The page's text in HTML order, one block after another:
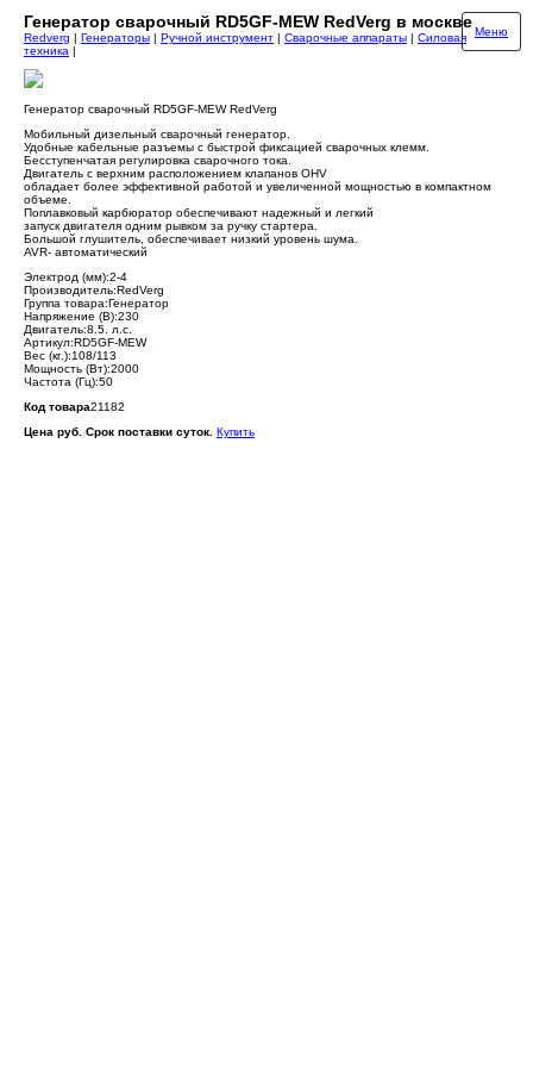
Генератор сварочный RD5GF-MEW RedVerg в москве
Меню
Redverg | Генераторы | Ручной инструмент | Сварочные аппараты | Силовая
техника |
Генератор сварочный RD5GF-MEW RedVerg
Мобильный дизельный сварочный генератор.
Удобные кабельные разъемы с быстрой фиксацией сварочных клемм.
Бесступенчатая регулировка сварочного тока.
Двигатель с верхним расположением клапанов OHV
обладает более эффективной работой и увеличенной мощностью в компактном
объеме.
Поплавковый карбюратор обеспечивают надежный и легкий
запуск двигателя одним рывком за ручку стартера.
Большой глушитель, обеспечивает низкий уровень шума.
AVR- автоматический
Электрод (мм):2-4
Производитель:RedVerg
Группа товара:Генератор
Напряжение (В):230
Двигатель:8.5. л.с.
Артикул:RD5GF-MEW
Вес (кг.):108/113
Мощность (Вт):2000
Частота (Гц):50
Код товара21182
Цена руб. Срок поставки суток. Купить